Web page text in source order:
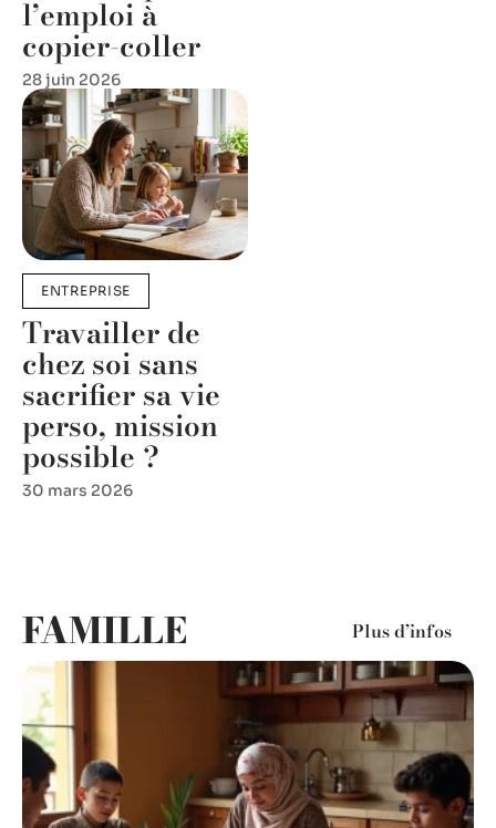
l’emploi à
copier-coller
28 juin 2026
ENTREPRISE
Travailler de
chez soi sans
sacrifier sa vie
perso, mission
possible ?
30 mars 2026
FAMILLE Plus d’infos